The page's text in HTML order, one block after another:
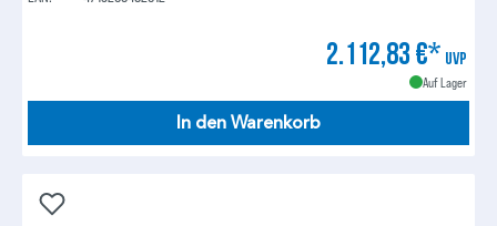
2.112,83 €* UVP
Auf Lager
In den Warenkorb